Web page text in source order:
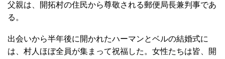
父親は、開拓村の住民から尊敬される郵便局長兼判事であ
る。
出会いから半年後に開かれたハーマンとベルの結婚式に
は、村人ほぼ全員が集まって祝福した。女性たちは皆、開